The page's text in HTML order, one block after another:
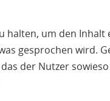
halten, um den Inhalt
gesprochen wird.
der Nutzer